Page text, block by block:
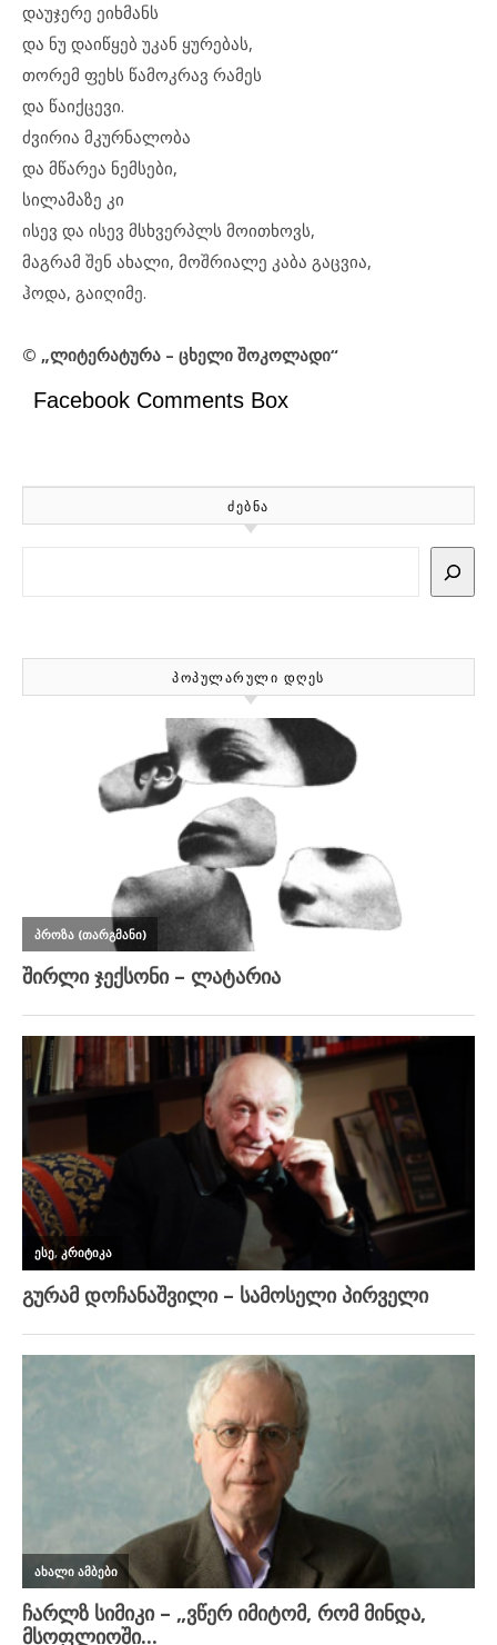
დაუჯერე ეიხმანს
და ნუ დაიწყებ უკან ყურებას,
თორემ ფეხს წამოკრავ რამეს
და წაიქცევი.
ძვირია მკურნალობა
და მწარეა ნემსები,
სილამაზე კი
ისევ და ისევ მსხვერპლს მოითხოვს,
მაგრამ შენ ახალი, მოშრიალე კაბა გაცვია,
ჰოდა, გაიღიმე.
© „ლიტერატურა – ცხელი შოკოლადი“
Facebook Comments Box
ᲫᲔᲑᲜᲐ
ᲞᲝᲞᲣᲚᲐᲠᲣᲚᲘ ᲓᲦᲔᲡ